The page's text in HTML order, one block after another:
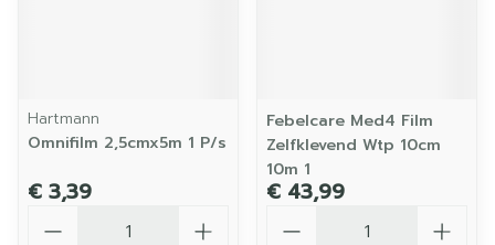
Hartmann
Omnifilm 2,5cmx5m 1 P/s
€ 3,39
Febelcare Med4 Film
Zelfklevend Wtp 10cm
10m 1
€ 43,99